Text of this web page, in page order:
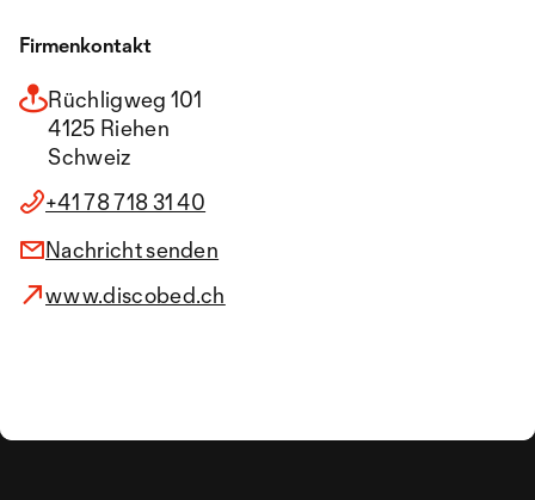
Firmenkontakt
Rüchligweg 101
4125 Riehen
Schweiz
+41 78 718 31 40
Nachricht senden
www.discobed.ch